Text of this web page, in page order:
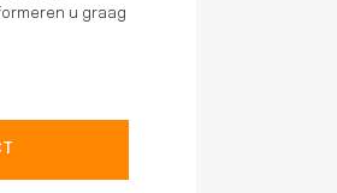
u graag